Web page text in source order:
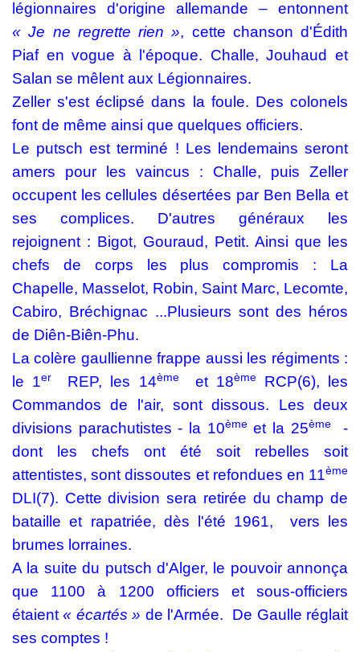
légionnaires d'origine allemande – entonnent
« Je ne regrette rien », cette chanson d'Édith
Piaf en vogue à l'époque. Challe, Jouhaud et
Salan se mêlent aux Légionnaires.
Zeller s'est éclipsé dans la foule. Des colonels
font de même ainsi que quelques officiers.
Le putsch est terminé ! Les lendemains seront
amers pour les vaincus : Challe, puis Zeller
occupent les cellules désertées par Ben Bella et
ses complices. D'autres généraux les
rejoignent : Bigot, Gouraud, Petit. Ainsi que les
chefs de corps les plus compromis : La
Chapelle, Masselot, Robin, Saint Marc, Lecomte,
Cabiro, Bréchignac ...Plusieurs sont des héros
de Diên-Biên-Phu.
La colère gaullienne frappe aussi les régiments :
le 1er REP, les 14ème et 18èmeRCP(6), les
Commandos de l'air, sont dissous. Les deux
divisions parachutistes - la 10èmeet la 25ème
-
dont les chefs ont été soit rebelles soit
attentistes, sont dissoutes et refondues en 11ème
DLI(7). Cette division sera retirée du champ de
bataille et rapatriée, dès l'été 1961,
vers les
brumes lorraines.
A la suite du putsch d'Alger, le pouvoir annonça
que 1100 à 1200 officiers et sous-officiers
étaient« écartés » de l'Armée.
De Gaulle réglait
ses comptes !